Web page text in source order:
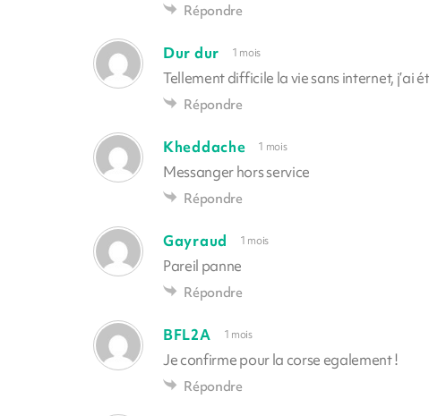
Répondre
Dur dur 1 mois
Tellement difficile la vie sans internet, j’ai
Répondre
Kheddache 1 mois
Messanger hors service
Répondre
Gayraud 1 mois
Pareil panne
Répondre
BFL2A 1 mois
Je confirme pour la corse egalement !
Répondre